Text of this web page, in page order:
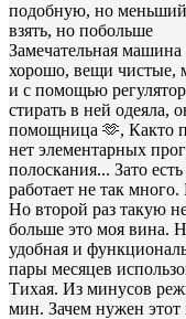
подобную, но меньший
взять, но побольше
Замечательная
хорошо, вещи чистые,
и с помощью
стирать в ней одеяла,
помощница 🫶, Както
нет элементарных
полоскания... Зато
работает не так
Но второй раз такую
больше это моя вина.
удобная и
пары месяцев
Тихая. Из минусов
мин. Зачем нужен